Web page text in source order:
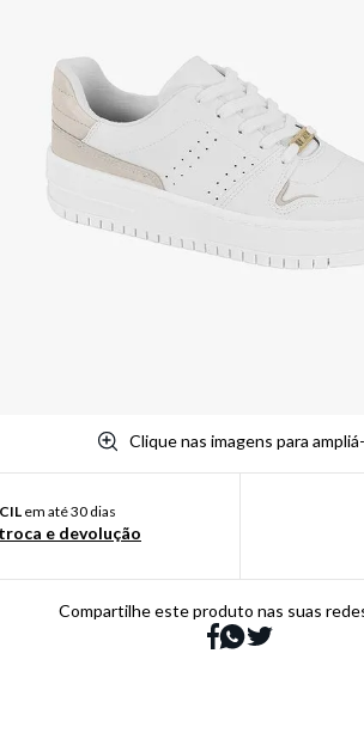
Clique nas imagens para
em até 30 dias
e devolução
Compartilhe este produto nas suas